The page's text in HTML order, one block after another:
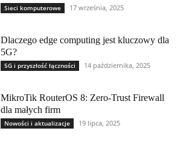
Sieci komputerowe 17 września, 2025
Dlaczego edge computing jest kluczowy dla
5G?
5G i przyszłość łączności 14 października, 2025
MikroTik RouterOS 8: Zero-Trust Firewall
dla małych firm
Nowości i aktualizacje 19 lipca, 2025